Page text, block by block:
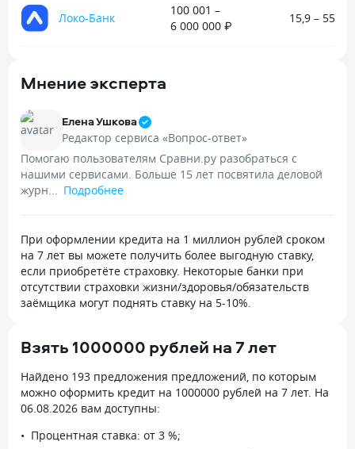
Локо-Банк
100 001 –
6 000 000 ₽
15,9 – 55,8
Мнение эксперта
Елена Ушкова
Редактор сервиса «Вопрос-ответ»
Помогаю пользователям Сравни.ру разобраться с
нашими сервисами. Больше 15 лет посвятила деловой
журн... Подробнее
При оформлении кредита на 1 миллион рублей сроком
на 7 лет вы можете получить более выгодную ставку,
если приобретёте страховку. Некоторые банки при
отсутствии страховки жизни/здоровья/обязательств
заёмщика могут поднять ставку на 5-10%.
Взять 1000000 рублей на 7 лет
Найдено 193 предложения предложений, по которым
можно оформить кредит на 1000000 рублей на 7 лет. На
06.08.2026 вам доступны:
Процентная ставка: от 3 %;